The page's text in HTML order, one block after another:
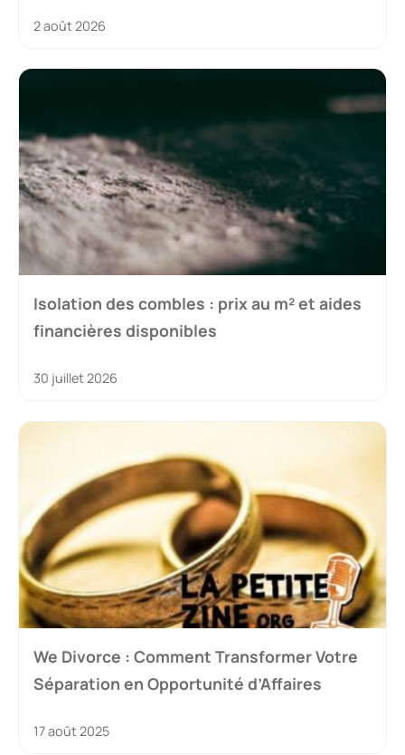
2 août 2026
Isolation des combles : prix au m² et aides
financières disponibles
30 juillet 2026
We Divorce : Comment Transformer Votre
Séparation en Opportunité d’Affaires
17 août 2025